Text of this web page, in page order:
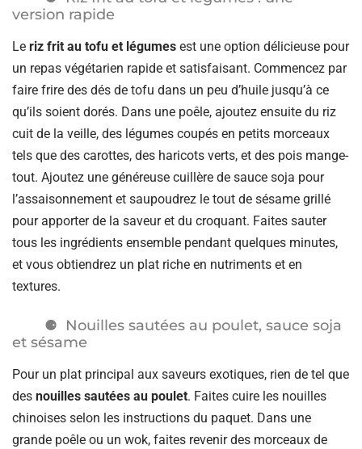
version rapide
Le riz frit au tofu et légumes est une option délicieuse pour
un repas végétarien rapide et satisfaisant. Commencez par
faire frire des dés de tofu dans un peu d’huile jusqu’à ce
qu’ils soient dorés. Dans une poêle, ajoutez ensuite du riz
cuit de la veille, des légumes coupés en petits morceaux
tels que des carottes, des haricots verts, et des pois mange-
tout. Ajoutez une généreuse cuillère de sauce soja pour
l’assaisonnement et saupoudrez le tout de sésame grillé
pour apporter de la saveur et du croquant. Faites sauter
tous les ingrédients ensemble pendant quelques minutes,
et vous obtiendrez un plat riche en nutriments et en
textures.
Nouilles sautées au poulet, sauce soja
et sésame
Pour un plat principal aux saveurs exotiques, rien de tel que
des nouilles sautées au poulet. Faites cuire les nouilles
chinoises selon les instructions du paquet. Dans une
grande poêle ou un wok, faites revenir des morceaux de